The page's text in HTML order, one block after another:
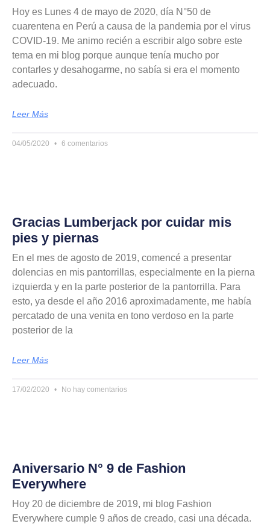
Hoy es Lunes 4 de mayo de 2020, día N°50 de
cuarentena en Perú a causa de la pandemia por el virus
COVID-19. Me animo recién a escribir algo sobre este
tema en mi blog porque aunque tenía mucho por
contarles y desahogarme, no sabía si era el momento
adecuado.
Leer Más
04/05/2020 6 comentarios
Gracias Lumberjack por cuidar mis
pies y piernas
En el mes de agosto de 2019, comencé a presentar
dolencias en mis pantorrillas, especialmente en la pierna
izquierda y en la parte posterior de la pantorrilla. Para
esto, ya desde el año 2016 aproximadamente, me había
percatado de una venita en tono verdoso en la parte
posterior de la
Leer Más
17/02/2020 No hay comentarios
Aniversario N° 9 de Fashion
Everywhere
Hoy 20 de diciembre de 2019, mi blog Fashion
Everywhere cumple 9 años de creado, casi una década.